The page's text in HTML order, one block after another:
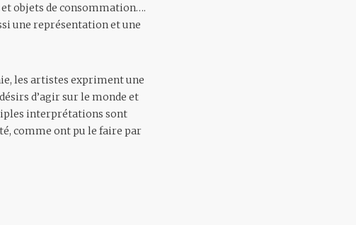
objets de consommation….
une représentation et une
les artistes expriment une
d’agir sur le monde et
interprétations sont
comme ont pu le faire par